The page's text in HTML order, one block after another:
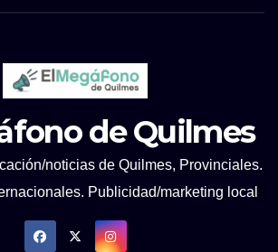
de Quilmes
noticias de Quilmes, Provinciales.
Publicidad/marketing local